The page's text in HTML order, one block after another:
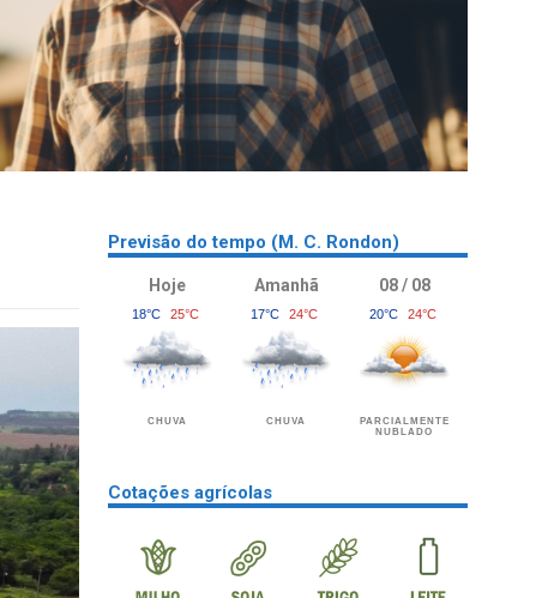
Previsão do tempo (M. C. Rondon)
Hoje
18°C 25°C
CHUVA
Amanhã
17°C 24°C
CHUVA
08 / 08
20°C 24°C
PARCIALMENTE
NUBLADO
Cotações agrícolas